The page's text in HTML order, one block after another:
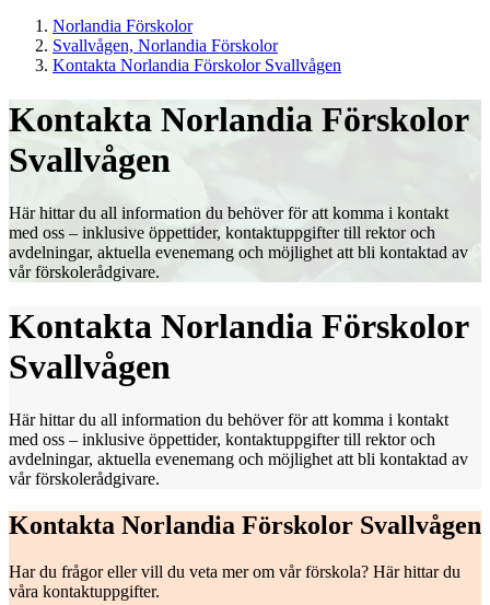
Norlandia Förskolor
Svallvågen, Norlandia Förskolor
Kontakta Norlandia Förskolor Svallvågen
Kontakta Norlandia Förskolor
Svallvågen
Här hittar du all information du behöver för att komma i kontakt
med oss – inklusive öppettider, kontaktuppgifter till rektor och
avdelningar, aktuella evenemang och möjlighet att bli kontaktad av
vår förskolerådgivare.
Kontakta Norlandia Förskolor
Svallvågen
Här hittar du all information du behöver för att komma i kontakt
med oss – inklusive öppettider, kontaktuppgifter till rektor och
avdelningar, aktuella evenemang och möjlighet att bli kontaktad av
vår förskolerådgivare.
Kontakta Norlandia Förskolor Svallvågen
Har du frågor eller vill du veta mer om vår förskola? Här hittar du
våra kontaktuppgifter.